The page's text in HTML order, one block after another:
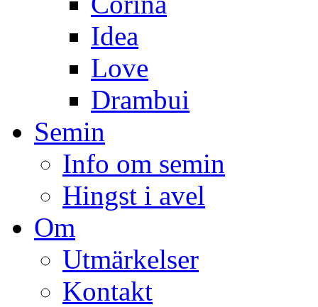
Idea
Love
Drambui
Semin
Info om semin
Hingst i avel
Om
Utmärkelser
Kontakt